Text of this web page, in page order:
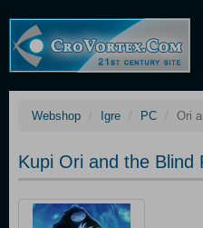
Webshop Igre PC Ori
Kupi Ori and the Blind